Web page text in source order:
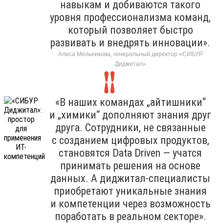
навыкам и добиваются такого
уровня профессионализма команд,
который позволяет быстро
развивать и внедрять инновации».
Алиса Мельникова, генеральный директор «СИБУР
Диджитал»
«В наших командах „айтишники“
и „химики“ дополняют знания друг
друга. Сотрудники, не связанные
с созданием цифровых продуктов,
становятся Data Driven — учатся
принимать решения на основе
данных. А диджитал-специалисты
приобретают уникальные знания
и компетенции через возможность
поработать в реальном секторе».